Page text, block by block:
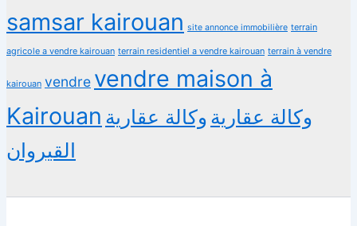
samsar kairouan site annonce immobilière terrain
agricole a vendre kairouan terrain residentiel a vendre kairouan terrain à vendre
kairouan vendre vendre maison à
Kairouan
وكالة عقارية وكالة عقارية
القيروان